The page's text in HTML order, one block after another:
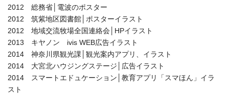
2012 総務省│電波のポスター
2012 筑紫地区図書館│ポスターイラスト
2012 地域交流牧場全国連絡会│HPイラスト
2013 キヤノン ivis WEB広告イラスト
2014 神奈川県観光課│観光案内アプリ、イラスト
2014 大宮北ハウジングステージ│広告イラスト
2014 スマートエドュケーション│教育アプリ「スマほん」イラ
スト